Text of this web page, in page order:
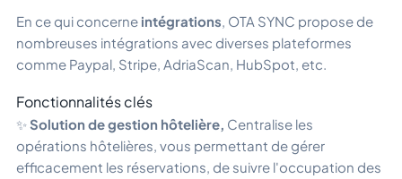
En ce qui concerne intégrations, OTA SYNC propose de
nombreuses intégrations avec diverses plateformes
comme Paypal, Stripe, AdriaScan, HubSpot, etc.
Fonctionnalités clés
✨Solution de gestion hôtelière, Centralise les
opérations hôtelières, vous permettant de gérer
efficacement les réservations, de suivre l'occupation des